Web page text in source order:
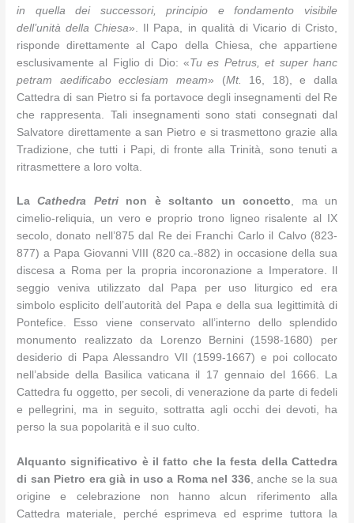
in quella dei successori, principio e fondamento visibile
dell’unità della Chiesa». Il Papa, in qualità di Vicario di Cristo,
risponde direttamente al Capo della Chiesa, che appartiene
esclusivamente al Figlio di Dio: «Tu es Petrus, et super hanc
petram aedificabo ecclesiam meam» (Mt.
16, 18), e dalla
Cattedra di san Pietro si fa portavoce degli insegnamenti del Re
che rappresenta. Tali insegnamenti sono stati consegnati dal
Salvatore direttamente a san Pietro e si trasmettono grazie alla
Tradizione, che tutti i Papi, di fronte alla Trinità, sono tenuti a
ritrasmettere a loro volta.
LaCathedra Petrinon è soltanto un concetto, ma un
cimelio-reliquia, un vero e proprio trono ligneo risalente al IX
secolo, donato nell’875 dal Re dei Franchi Carlo il Calvo (823-
877) a Papa Giovanni VIII (820 ca.-882) in occasione della sua
discesa a Roma per la propria incoronazione a Imperatore. Il
seggio veniva utilizzato dal Papa per uso liturgico ed era
simbolo esplicito dell’autorità del Papa e della sua legittimità di
Pontefice. Esso viene conservato all’interno dello splendido
monumento realizzato da Lorenzo Bernini (1598-1680) per
desiderio di Papa Alessandro VII (1599-1667) e poi collocato
nell’abside della Basilica vaticana il 17 gennaio del 1666. La
Cattedra fu oggetto, per secoli, di venerazione da parte di fedeli
e pellegrini, ma in seguito, sottratta agli occhi dei devoti, ha
perso la sua popolarità e il suo culto.
Alquanto significativo è il fatto che la festa della Cattedra
di san Pietro era già in uso a Roma nel 336, anche se la sua
origine e celebrazione non hanno alcun riferimento alla
Cattedra materiale, perché esprimeva ed esprime tuttora la